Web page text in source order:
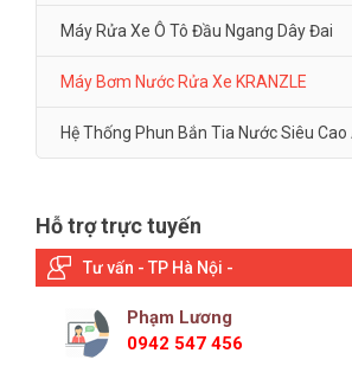
Máy Rửa Xe Ô Tô Đầu Ngang Dây Đai
Máy Bơm Nước Rửa Xe KRANZLE
Hệ Thống Phun Bắn Tia Nước Siêu Cao
Hỗ trợ trực tuyến
Tư vấn - TP Hà Nội -
Phạm Lương
0942 547 456